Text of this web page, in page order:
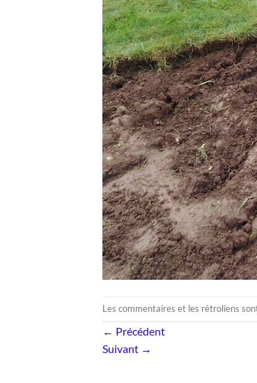
Les commentaires et les rétroliens
← Précédent
Suivant →